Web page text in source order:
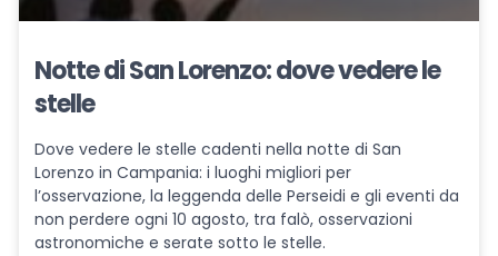
Notte di San Lorenzo: dove vedere le
stelle
Dove vedere le stelle cadenti nella notte di San
Lorenzo in Campania: i luoghi migliori per
l’osservazione, la leggenda delle Perseidi e gli eventi da
non perdere ogni 10 agosto, tra falò, osservazioni
astronomiche e serate sotto le stelle.